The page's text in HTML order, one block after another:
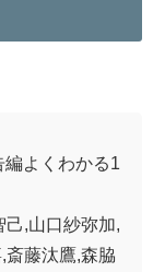
よくわかる1
,山口紗弥加,
斎藤汰鷹,森脇